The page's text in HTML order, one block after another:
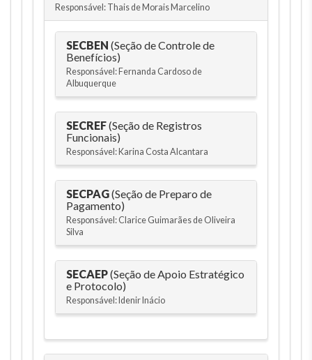
Responsável: Thais de Morais Marcelino
SECBEN (Seção de Controle de
Benefícios)
Responsável: Fernanda Cardoso de
Albuquerque
SECREF(Seção de Registros
Funcionais)
Responsável: Karina Costa Alcantara
SECPAG(Seção de Preparo de
Pagamento)
Responsável: Clarice Guimarães de Oliveira
Silva
SECAEP(Seção de Apoio Estratégico
e Protocolo)
Responsável: Idenir Inácio